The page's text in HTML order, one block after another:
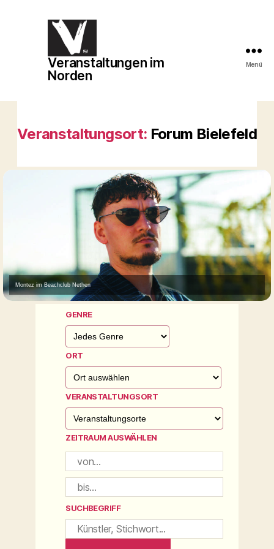
Veranstaltungen
im
Veranstaltungen im
Norden
Menü
Veranstaltungsort: Forum Bielefeld
Montez im Beachclub Nethen
GENRE
ORT
VERANSTALTUNGSORT
ZEITRAUM AUSWÄHLEN
SUCHBEGRIFF